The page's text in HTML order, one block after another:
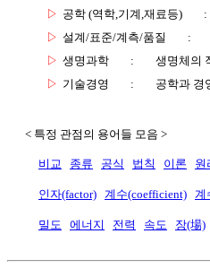
▷ 공학 (역학,기계,재료등) :
▷ 설계/표준/계측/품질 :
▷ 생명과학 :
생명체의
▷ 기술경영 : 공학과 경
< 특정 관점의 용어들 모음 >
비교 종류 공식 법칙 이론 원
인자(factor) 계수(coefficient) 계
밀도 에너지 전력 속도 장(場)